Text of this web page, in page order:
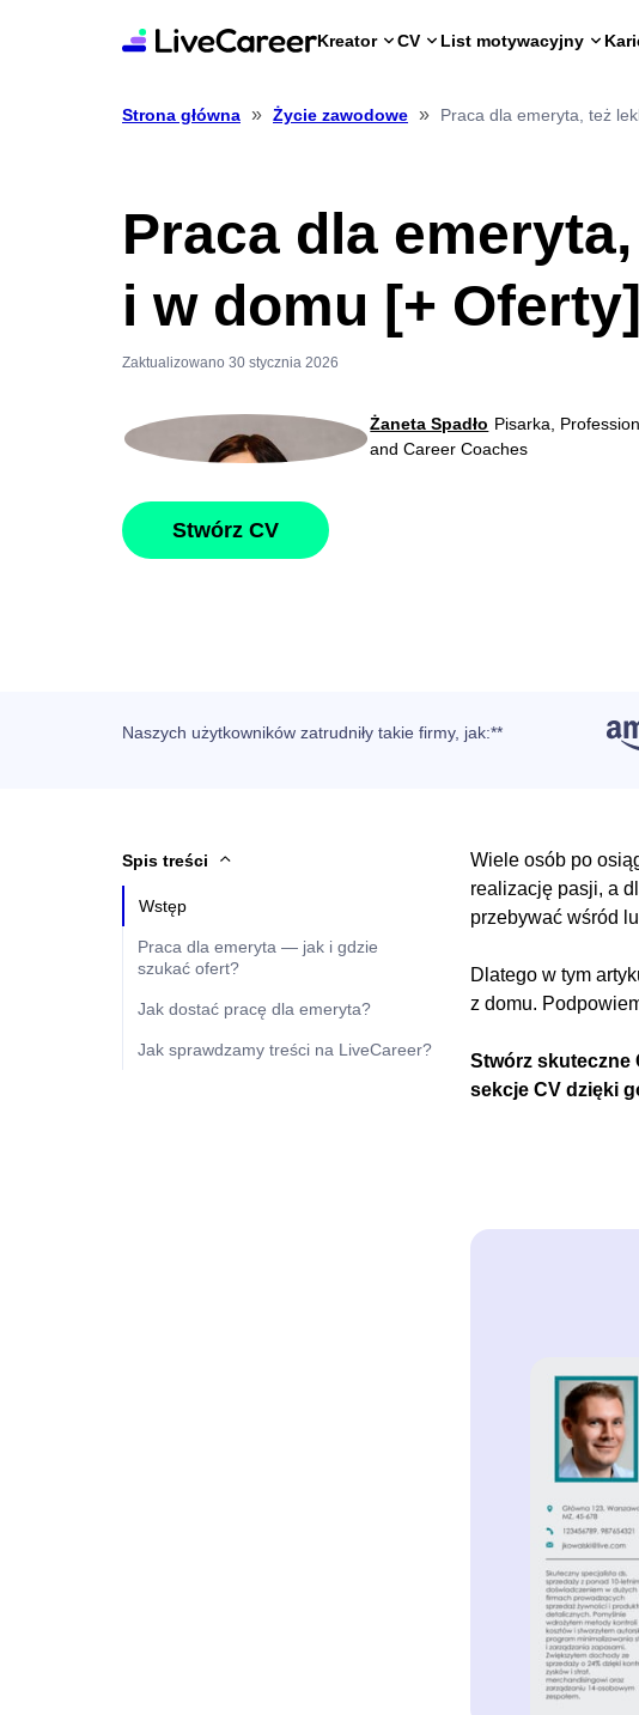
Kreator CV List motywacyjny
Strona główna » Życie zawodowe » Praca dla emeryta, też
Praca dla
i w domu [+ Oferty]
Zaktualizowano 30 stycznia 2026
Żaneta Spadło Pisarka,
and Career Coaches
Stwórz CV
Naszych użytkowników zatrudniły takie firmy, jak:**
Spis treści
Wstęp
Praca dla emeryta — jak i gdzie
szukać ofert?
Jak dostać pracę dla emeryta?
Jak sprawdzamy treści na LiveCareer?
Wiele osób po
realizację pasji, a
przebywać wśród
Dlatego w tym
z domu.
Stwórz skuteczne
sekcje CV dzięki